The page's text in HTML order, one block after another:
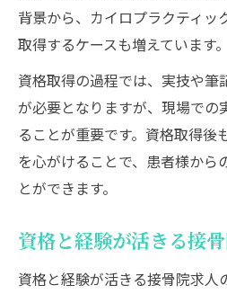
背景から、カイロプラクティッ
取得するケースも増えています。
資格取得の過程では、実技や筆
が必要となりますが、現場での
ることが重要です。資格取得後
を心がけることで、患者様から
とができます。
資格と経験が活きる接
資格と経験が活きる接骨院求人